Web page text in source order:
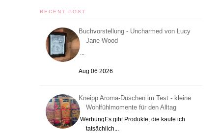
RECENT POST
Buchvorstellung - Uncharmed von Lucy
Jane Wood
...
Aug 06 2026
Kneipp Aroma-Duschen im Test - kleine
Wohlfühlmomente für den Alltag
WerbungEs gibt Produkte, die kaufe ich
tatsächlich...